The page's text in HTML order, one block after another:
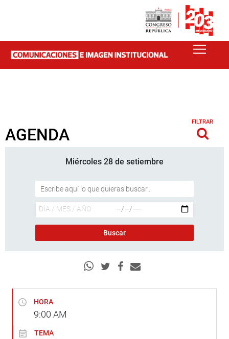
AGENDA
FILTRAR
Miércoles 28 de setiembre
HORA
9:00 AM
TEMA